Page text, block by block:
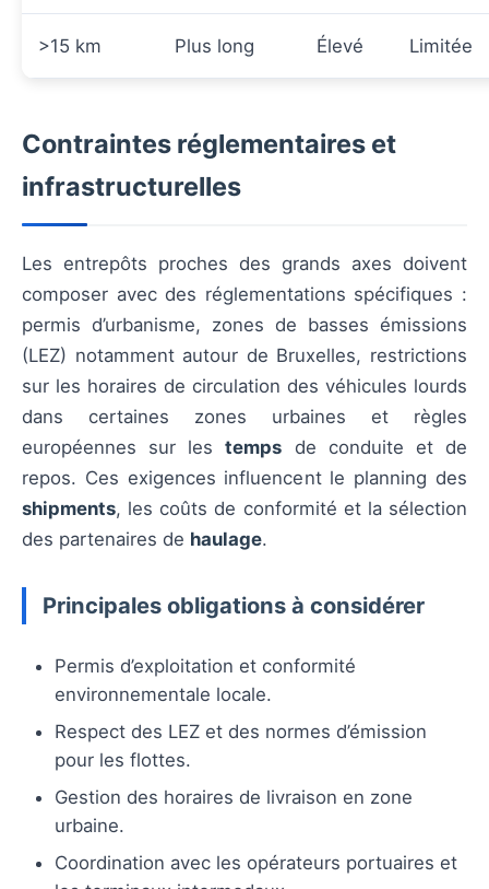
>15 km Plus long Élevé Limitée
Contraintes réglementaires et
infrastructurelles
Les entrepôts proches des grands axes doivent
composer avec des réglementations spécifiques :
permis d’urbanisme, zones de basses émissions
(LEZ) notamment autour de Bruxelles, restrictions
sur les horaires de circulation des véhicules lourds
dans certaines zones urbaines et règles
européennes sur lestemps de conduite et de
repos. Ces exigences influencent le planning des
shipments, les coûts de conformité et la sélection
des partenaires de haulage.
Principales obligations à considérer
Permis d’exploitation et conformité
environnementale locale.
Respect des LEZ et des normes d’émission
pour les flottes.
Gestion des horaires de livraison en zone
urbaine.
Coordination avec les opérateurs portuaires et